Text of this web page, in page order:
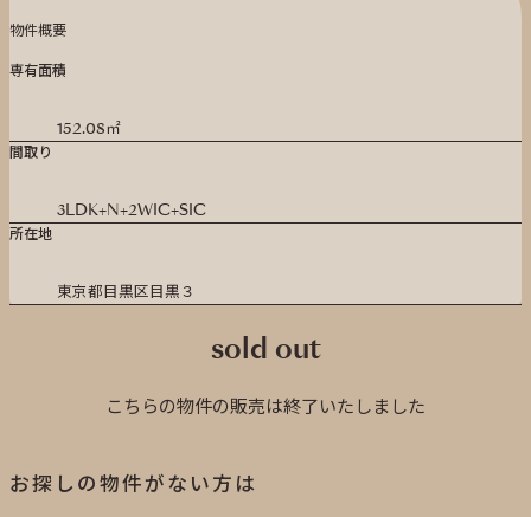
物件概要
専有面積
152.08㎡
間取り
3LDK+N+2WIC+SIC
所在地
東京都目黒区目黒３
sold out
こちらの物件の販売は終了いたしました
お探しの物件がない方は